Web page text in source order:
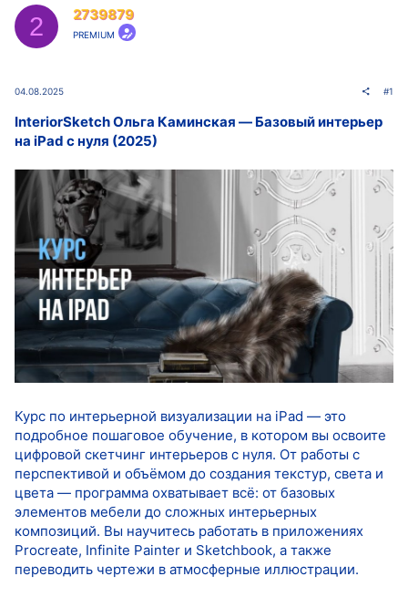
а
2 2739879
PREMIUM
04.08.2025 #1
InteriorSketch Ольга Каминская ― Базовый интерьер
на iPad с нуля (2025)
Курс по интерьерной визуализации на iPad — это
подробное пошаговое обучение, в котором вы освоите
цифровой скетчинг интерьеров с нуля. От работы с
перспективой и объёмом до создания текстур, света и
цвета — программа охватывает всё: от базовых
элементов мебели до сложных интерьерных
композиций. Вы научитесь работать в приложениях
Procreate, Infinite Painter и Sketchbook, а также
переводить чертежи в атмосферные иллюстрации.